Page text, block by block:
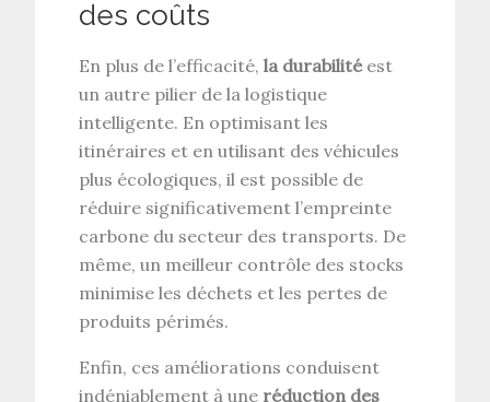
des coûts
En plus de l’efficacité,la durabilitéest
un autre pilier de la logistique
intelligente. En optimisant les
itinéraires et en utilisant des véhicules
plus écologiques, il est possible de
réduire significativement l’empreinte
carbone du secteur des transports. De
même, un meilleur contrôle des stocks
minimise les déchets et les pertes de
produits périmés.
Enfin, ces améliorations conduisent
indéniablement à une réduction des